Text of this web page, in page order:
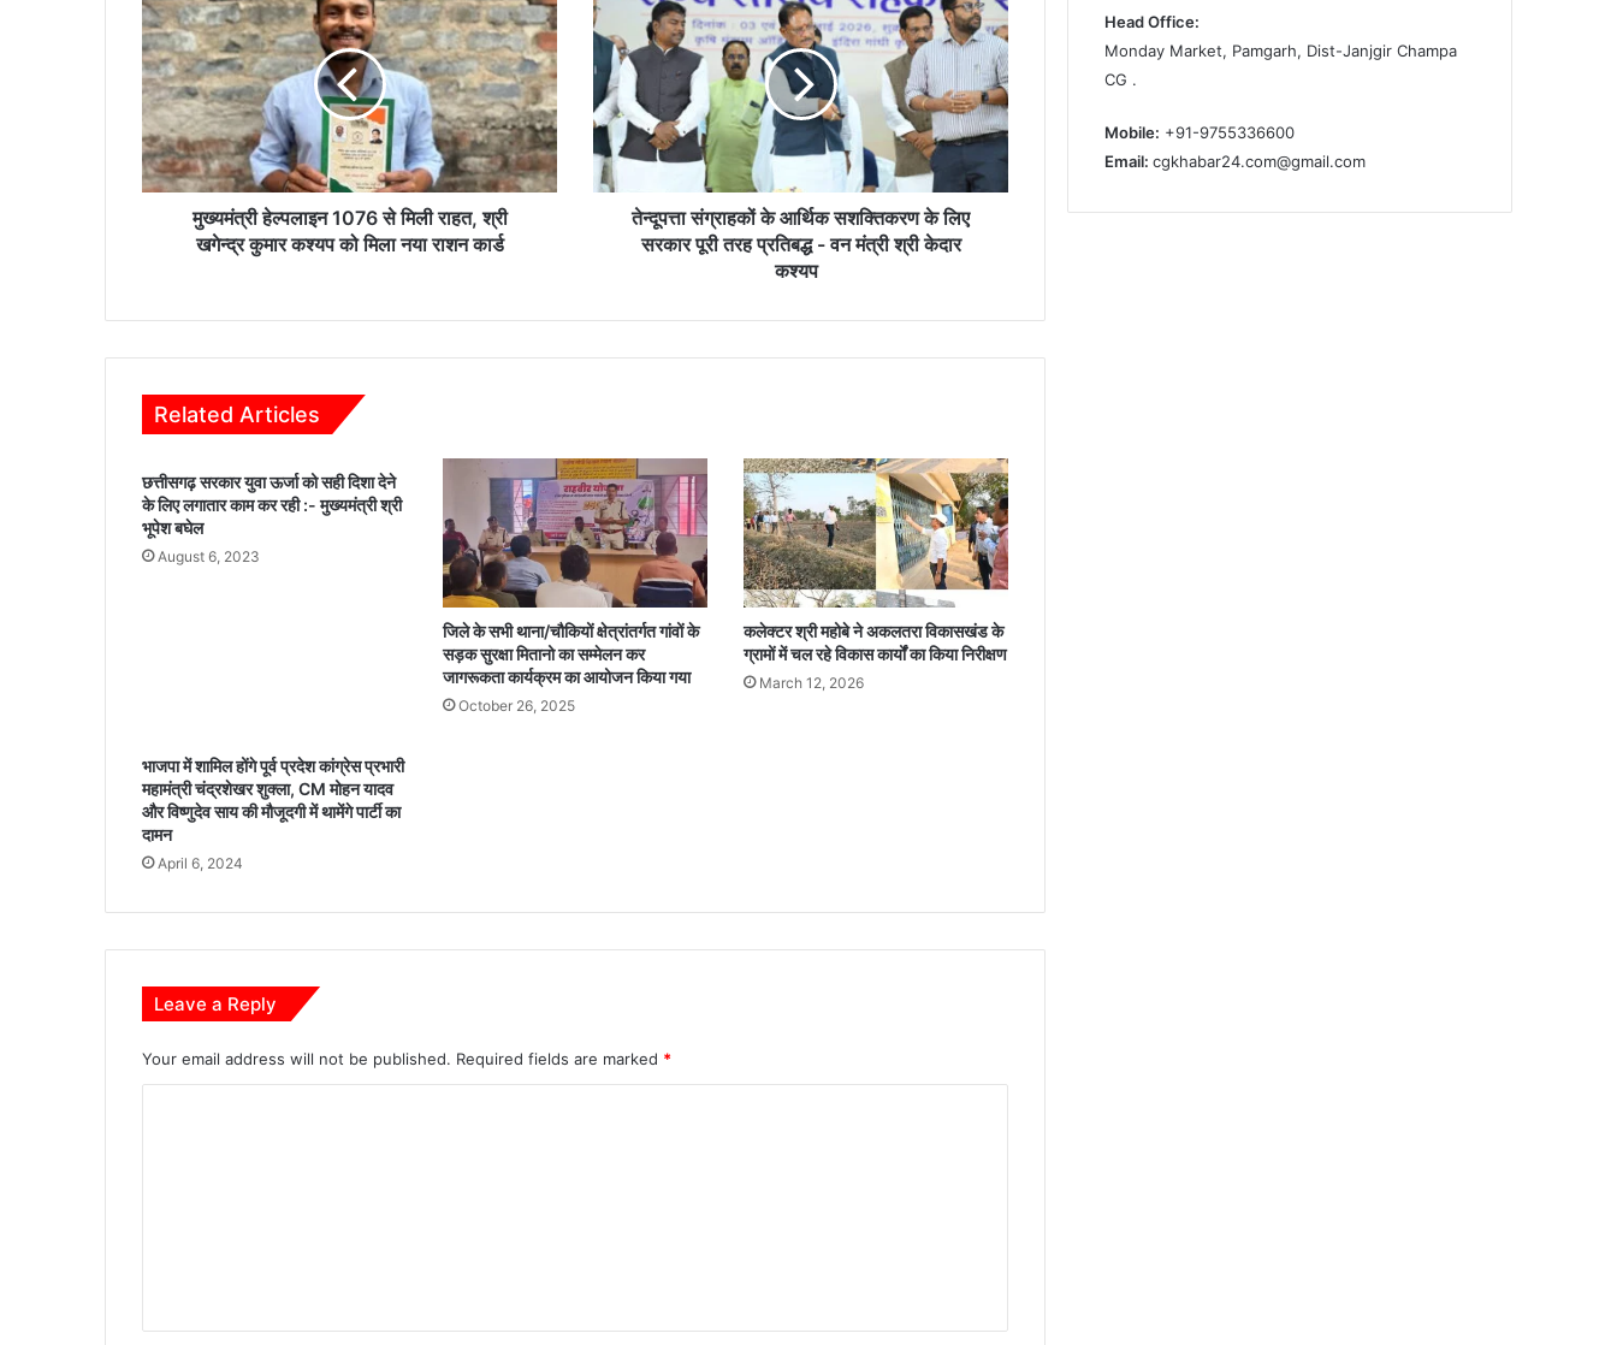
ख्य
मं
त्री
हे
ल्प
ला
इ
न
से
रा
श्री
ख
गे
मि
ला
न
या
रा
का
मुख्यमंत्री हेल्पलाइन 1076 से मिली राहत, श्री
खगेन्द्र कुमार कश्यप को मिला नया राशन कार्ड
न्दू
प
त्ता
सं
ग्रा
ह
कों
के
श
लि
ए
स
र
का
र
पू
री
त
त्री
तेन्दूपत्ता संग्राहकों के आर्थिक सशक्तिकरण के लिए
सरकार पूरी तरह प्रतिबद्ध - वन मंत्री श्री केदार
कश्यप
Related Articles
छत्तीसगढ़ सरकार युवा ऊर्जा को सही दिशा देने
के लिए लगातार काम कर रही :- मुख्यमंत्री श्री
भूपेश बघेल
August 6, 2023
जिले के सभी थाना/चौकियों क्षेत्रांतर्गत गांवों के
सड़क सुरक्षा मितानो का सम्मेलन कर
जागरूकता कार्यक्रम का आयोजन किया गया
October 26, 2025
कलेक्टर श्री महोबे ने अकलतरा विकासखंड के
ग्रामों में चल रहे विकास कार्यों का किया निरीक्षण
March 12, 2026
भाजपा में शामिल होंगे पूर्व प्रदेश कांग्रेस प्रभारी
महामंत्री चंद्रशेखर शुक्ला, CM मोहन यादव
और विष्णुदेव साय की मौजूदगी में थामेंगे पार्टी का
दामन
April 6, 2024
Leave a Reply
Your email address will not be published. Required fields are marked *
Head Office:
Monday Market, Pamgarh, Dist-Janjgir Champa
CG .
Mobile: +91-9755336600
Email:cgkhabar24.com@gmail.com